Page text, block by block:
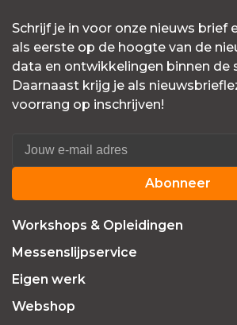
Schrijf je in voor onze nieuws brief
als eerste op de hoogte van de
data en ontwikkelingen binnen de
Daarnaast krijg je als
voorrang op inschrijven!
Abonneer
Workshops & Opleidingen
Messenslijpservice
Eigen werk
Webshop